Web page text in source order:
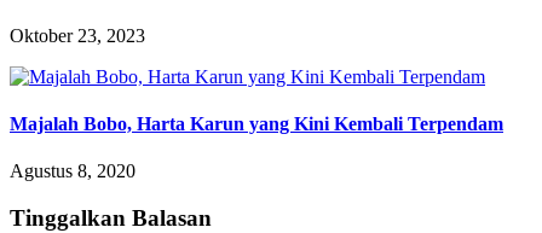
Oktober 23, 2023
Majalah Bobo, Harta Karun yang Kini Kembali Terpendam
Agustus 8, 2020
Tinggalkan Balasan